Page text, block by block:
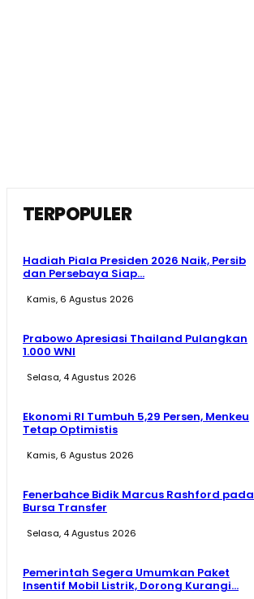
TERPOPULER
Hadiah Piala Presiden 2026 Naik, Persib
dan Persebaya Siap...
Kamis, 6 Agustus 2026
Prabowo Apresiasi Thailand Pulangkan
1.000 WNI
Selasa, 4 Agustus 2026
Ekonomi RI Tumbuh 5,29 Persen, Menkeu
Tetap Optimistis
Kamis, 6 Agustus 2026
Fenerbahce Bidik Marcus Rashford pada
Bursa Transfer
Selasa, 4 Agustus 2026
Pemerintah Segera Umumkan Paket
Insentif Mobil Listrik, Dorong Kurangi...